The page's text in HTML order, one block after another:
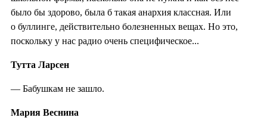
было бы здорово, была б такая анархия классная. Или
о буллинге, действительно болезненных вещах. Но это,
поскольку у нас радио очень специфическое...
Тутта Ларсен
— Бабушкам не зашло.
Мария Веснина